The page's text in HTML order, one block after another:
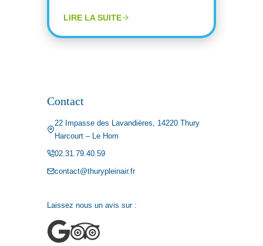
LIRE LA SUITE
Contact
22 Impasse des Lavandières, 14220 Thury
Harcourt – Le Hom
02.31.79.40.59
contact@thurypleinair.fr
Laissez nous un avis sur :